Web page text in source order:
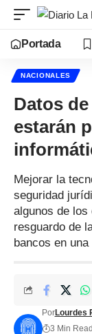
Portada
NACIONALES
Datos
estarán
Mejorar la
seguridad
algunos de los
resguardo de
bancos en
PorLourdes
3 Min Read